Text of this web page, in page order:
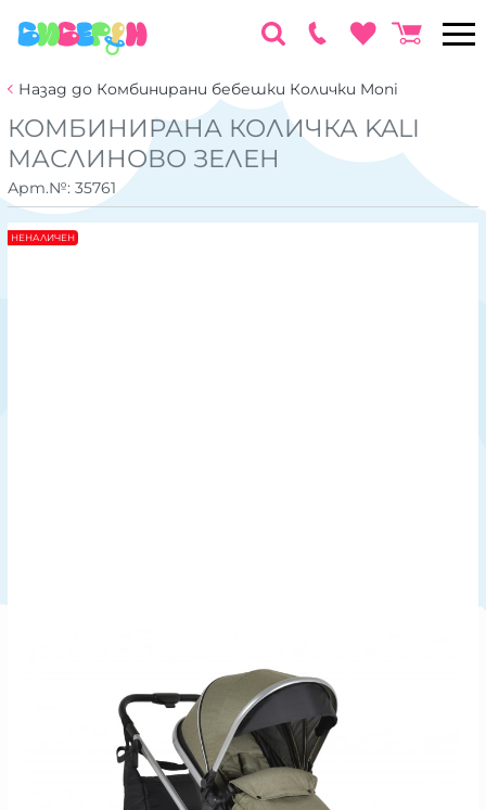
Назад до Комбинирани бебешки Колички Moni
КОМБИНИРАНА КОЛИЧКА KALI
МАСЛИНОВО ЗЕЛЕН
Арт.№: 35761
НЕНАЛИЧЕН